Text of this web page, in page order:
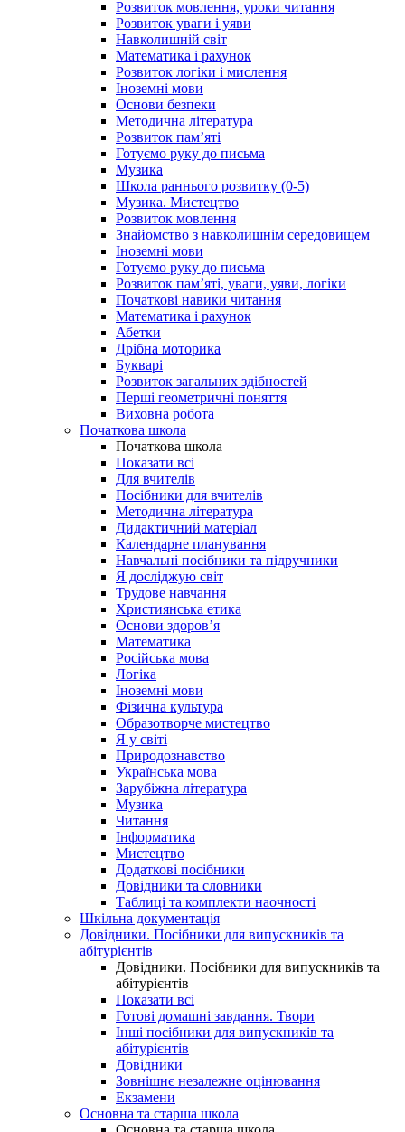
Розвиток мовлення, уроки читання
Розвиток уваги і уяви
Навколишній світ
Математика і рахунок
Розвиток логіки і мислення
Іноземні мови
Основи безпеки
Методична література
Розвиток пам’яті
Готуємо руку до письма
Музика
Школа раннього розвитку (0-5)
Музика. Мистецтво
Розвиток мовлення
Знайомство з навколишнім середовищем
Іноземні мови
Готуємо руку до письма
Розвиток пам’яті, уваги, уяви, логіки
Початкові навики читання
Математика і рахунок
Абетки
Дрібна моторика
Букварі
Розвиток загальних здібностей
Перші геометричні поняття
Виховна робота
Початкова школа
Початкова школа
Показати всі
Для вчителів
Посібники для вчителів
Методична література
Дидактичний матеріал
Календарне планування
Навчальні посібники та підручники
Я досліджую світ
Трудове навчання
Християнська етика
Основи здоров’я
Математика
Російська мова
Логіка
Іноземні мови
Фізична культура
Образотворче мистецтво
Я у світі
Природознавство
Українська мова
Зарубіжна література
Музика
Читання
Інформатика
Мистецтво
Додаткові посібники
Довідники та словники
Таблиці та комплекти наочності
Шкільна документація
Довідники. Посібники для випускників та
абітурієнтів
Довідники. Посібники для випускників та
абітурієнтів
Показати всі
Готові домашні завдання. Твори
Інші посібники для випускників та
абітурієнтів
Довідники
Зовнішнє незалежне оцінювання
Екзамени
Основна та старша школа